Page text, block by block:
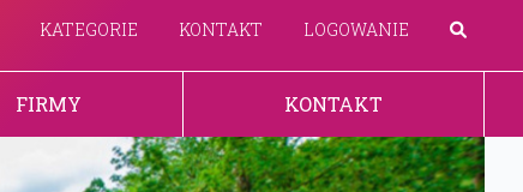
KATEGORIE KONTAKT LOGOWANIE
FIRMY KONTAKT